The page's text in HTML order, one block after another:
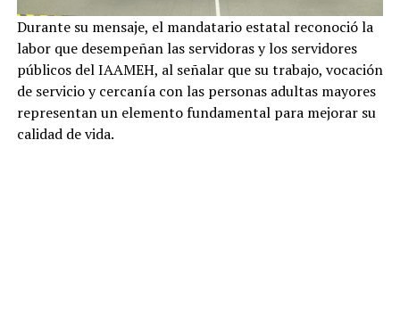
Durante su mensaje, el mandatario estatal reconoció la
labor que desempeñan las servidoras y los servidores
públicos del IAAMEH, al señalar que su trabajo, vocación
de servicio y cercanía con las personas adultas mayores
representan un elemento fundamental para mejorar su
calidad de vida.